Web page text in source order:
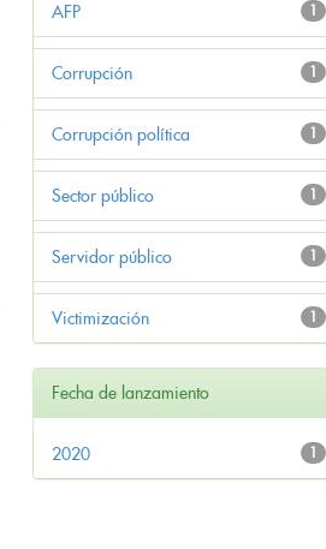
1
AFP
1
Corrupción
1
Corrupción política
1
Sector público
1
Servidor público
1
Victimización
Fecha de lanzamiento
1
2020